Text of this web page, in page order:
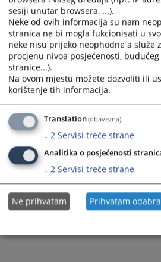
sesiji unutar browsera, ...).
Neke od ovih informacija su nam
stranica ne bi mogla fukcionisati u
neke nisu prijeko neophodne a služe
procjenu nivoa posjećenosti,
stranice...).
Na ovom mjestu možete dozvoliti ili
korištenje tih informacija.
Translation(obavezna)
↓ 2 Servisi treće strane
Analitika o posjećenosti
↓ 2 Servisi treće strane
Ne prihvatam Prihvatam